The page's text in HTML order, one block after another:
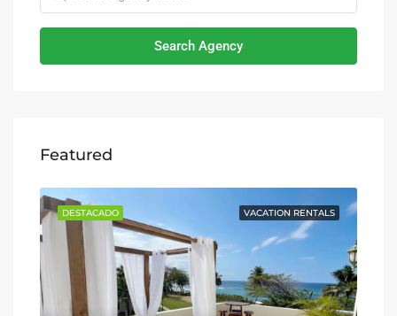
Search Agency
Featured
VACATION RENTALS
DESTACADO